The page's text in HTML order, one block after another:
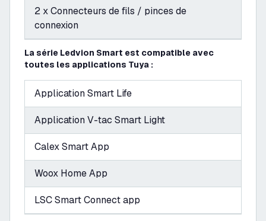
2 x Connecteurs de fils / pinces de
connexion
La série Ledvion Smart est compatible avec
toutes les applications Tuya :
Application Smart Life
Application V-tac Smart Light
Calex Smart App
Woox Home App
LSC Smart Connect app